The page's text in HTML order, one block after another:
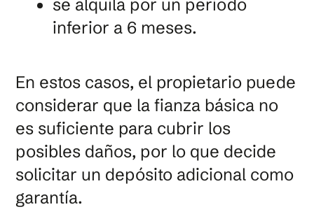
se alquila por un periodo
inferior a 6 meses.
En estos casos, el propietario puede
considerar que la fianza básica no
es suficiente para cubrir los
posibles daños, por lo que decide
solicitar un depósito adicional como
garantía.